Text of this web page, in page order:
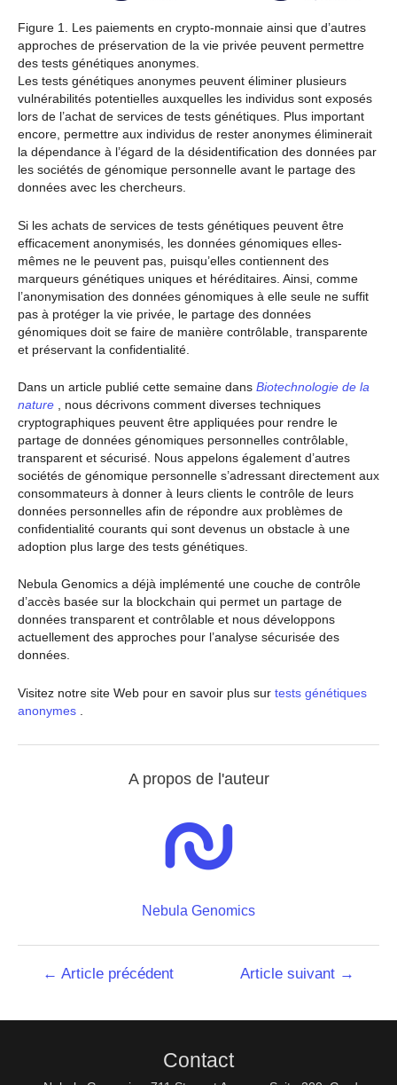
Figure 1. Les paiements en crypto-monnaie ainsi que d’autres
approches de préservation de la vie privée peuvent permettre
des tests génétiques anonymes.
Les tests génétiques anonymes peuvent éliminer plusieurs
vulnérabilités potentielles auxquelles les individus sont exposés
lors de l’achat de services de tests génétiques. Plus important
encore, permettre aux individus de rester anonymes éliminerait
la dépendance à l’égard de la désidentification des données par
les sociétés de génomique personnelle avant le partage des
données avec les chercheurs.
Si les achats de services de tests génétiques peuvent être
efficacement anonymisés, les données génomiques elles-
mêmes ne le peuvent pas, puisqu’elles contiennent des
marqueurs génétiques uniques et héréditaires. Ainsi, comme
l’anonymisation des données génomiques à elle seule ne suffit
pas à protéger la vie privée, le partage des données
génomiques doit se faire de manière contrôlable, transparente
et préservant la confidentialité.
Dans un article publié cette semaine dans Biotechnologie de la
nature , nous décrivons comment diverses techniques
cryptographiques peuvent être appliquées pour rendre le
partage de données génomiques personnelles contrôlable,
transparent et sécurisé. Nous appelons également d’autres
sociétés de génomique personnelle s’adressant directement aux
consommateurs à donner à leurs clients le contrôle de leurs
données personnelles afin de répondre aux problèmes de
confidentialité courants qui sont devenus un obstacle à une
adoption plus large des tests génétiques.
Nebula Genomics a déjà implémenté une couche de contrôle
d’accès basée sur la blockchain qui permet un partage de
données transparent et contrôlable et nous développons
actuellement des approches pour l’analyse sécurisée des
données.
Visitez notre site Web pour en savoir plus sur tests génétiques
anonymes
A propos de l'auteur
Nebula Genomics
Navigation
← Article précédent Article suivant →
Contact